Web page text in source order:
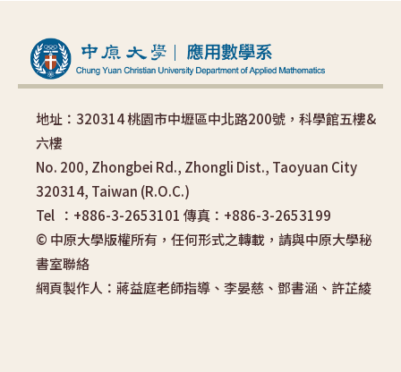
地址：320314 桃園市中壢區中北路200號，科學館五樓&
六樓
No. 200, Zhongbei Rd., Zhongli Dist., Taoyuan City
320314, Taiwan (R.O.C.)
Tel ：+886-3-2653101 傳真：+886-3-2653199
© 中原大學版權所有，任何形式之轉載，請與中原大學秘
書室聯絡
網頁製作人：蔣益庭老師指導、李晏慈、鄧書涵、許芷綾